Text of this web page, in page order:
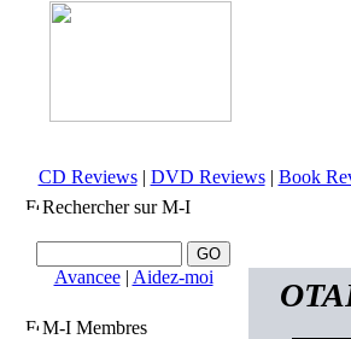
CD Reviews| DVD Reviews| Book
Rechercher sur M-I
Avancee| Aidez-moi
M-I Membres